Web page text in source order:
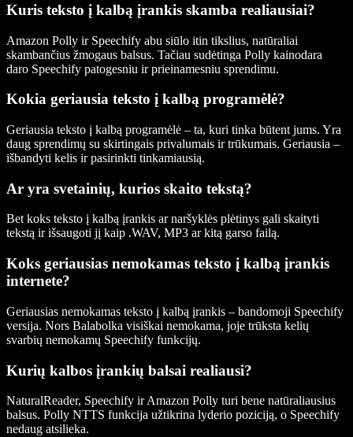
Kuris teksto į kalbą įrankis skamba realiausiai?
Amazon Polly ir Speechify abu siūlo itin tikslius, natūraliai
skambančius žmogaus balsus. Tačiau sudėtinga Polly kainodara
daro Speechify patogesniu ir prieinamesniu sprendimu.
Kokia geriausia teksto į kalbą programėlė?
Geriausia teksto į kalbą programėlė – ta, kuri tinka būtent jums. Yra
daug sprendimų su skirtingais privalumais ir trūkumais. Geriausia –
išbandyti kelis ir pasirinkti tinkamiausią.
Ar yra svetainių, kurios skaito tekstą?
Bet koks teksto į kalbą įrankis ar naršyklės plėtinys gali skaityti
tekstą ir išsaugoti jį kaip .WAV, MP3 ar kitą garso failą.
Koks geriausias nemokamas teksto į kalbą įrankis
internete?
Geriausias nemokamas teksto į kalbą įrankis – bandomoji Speechify
versija. Nors Balabolka visiškai nemokama, joje trūksta kelių
svarbių nemokamų Speechify funkcijų.
Kurių kalbos įrankių balsai realiausi?
NaturalReader, Speechify ir Amazon Polly turi bene natūraliausius
balsus. Polly NTTS funkcija užtikrina lyderio poziciją, o Speechify
nedaug atsilieka.